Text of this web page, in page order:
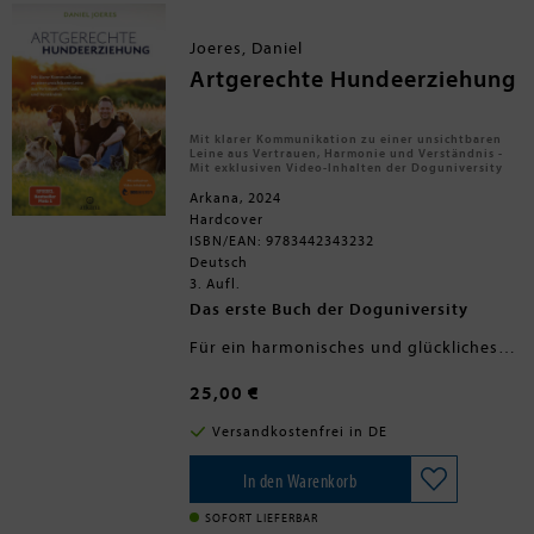
addieren und Formen und Farben
voneinander unterscheiden. Eine
wahre Sensation! Und: eine innige,
dreißig Jahre andauernde
Joeres, Daniel
Artgerechte Hundeerziehung
Mit klarer Kommunikation zu einer unsichtbaren
Leine aus Vertrauen, Harmonie und Verständnis -
Mit exklusiven Video-Inhalten der Doguniversity
Arkana, 2024
Hardcover
ISBN/EAN: 9783442343232
Deutsch
3. Aufl.
Das erste Buch der Doguniversity
Für ein harmonisches und glückliches
ist ein Faktor ganz entscheidend: eine
Beziehung, die auf gegenseitigem
Vertrauen, Verlässlichkeit, Verständnis
und Liebe beruht. Denn Hunde, die sich
an der Seite ihres Menschen wohlfühlen,
folgen ihm freiwillig und respektieren
ihn auch ohne Zerren an der Leine oder
ständige Leckerlis.
25,00 €
Versandkostenfrei in DE
In den Warenkorb
SOFORT LIEFERBAR